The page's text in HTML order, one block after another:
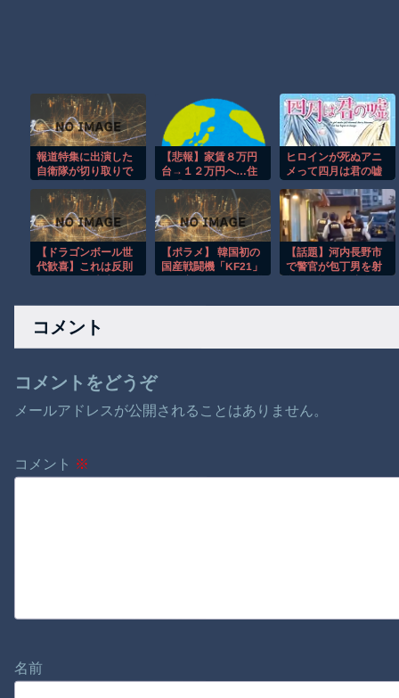
報道特集に出演した
自衛隊が切り取りで
「自衛隊は被災地全
体を見ているんだ
よ」と反論が
【悲報】家賃８万円
台→１２万円へ…住
い」
ヒロインが死ぬアニ
メって四月は君の嘘
な
【ドラゴンボール世
代歓喜】これは反則
しすぎる！
【ポラメ】 韓国初の
国産戦闘機「KF21」
【話題】河内長野市
で警官が包丁男を射
コメント
コメントをどうぞ
メールアドレスが公開されることはありません。
コメント ※
名前